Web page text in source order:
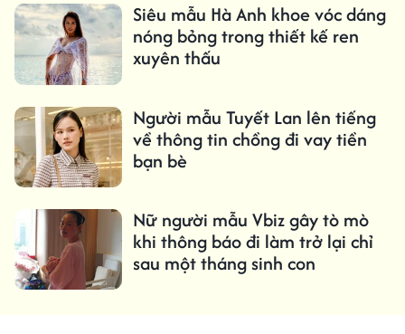
Siêu mẫu Hà Anh khoe vóc dáng
nóng bỏng trong thiết kế ren
xuyên thấu
Người mẫu Tuyết Lan lên tiếng
về thông tin chồng đi vay tiền
bạn bè
Nữ người mẫu Vbiz gây tò mò
khi thông báo đi làm trở lại chỉ
sau một tháng sinh con